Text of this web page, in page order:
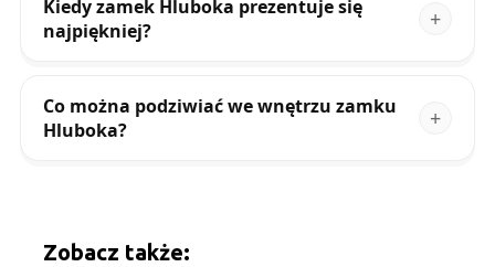
Kiedy zamek Hluboka prezentuje się
najpiękniej?
Co można podziwiać we wnętrzu zamku
Hluboka?
Zobacz także: